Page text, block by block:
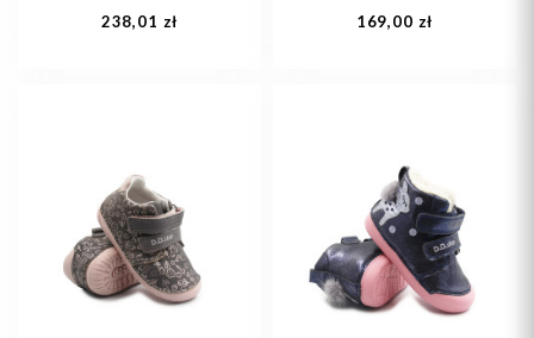
238,01 zł
21 22
169,00 zł
24 25 27